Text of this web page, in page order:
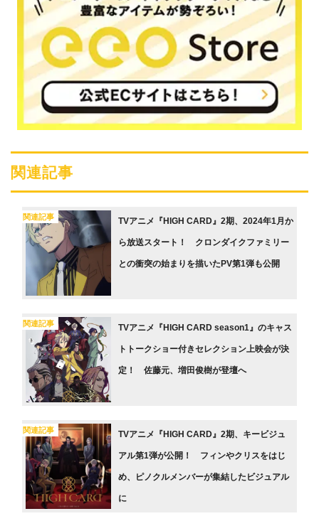
関連記事
関連記事 TVアニメ『HIGH CARD』2期、2024年1月か
ら放送スタート！ クロンダイクファミリー
との衝突の始まりを描いたPV第1弾も公開
関連記事 TVアニメ『HIGH CARD season1』のキャス
トトークショー付きセレクション上映会が決
定！ 佐藤元、増田俊樹が登壇へ
関連記事 TVアニメ『HIGH CARD』2期、キービジュ
アル第1弾が公開！ フィンやクリスをはじ
め、ピノクルメンバーが集結したビジュアル
に